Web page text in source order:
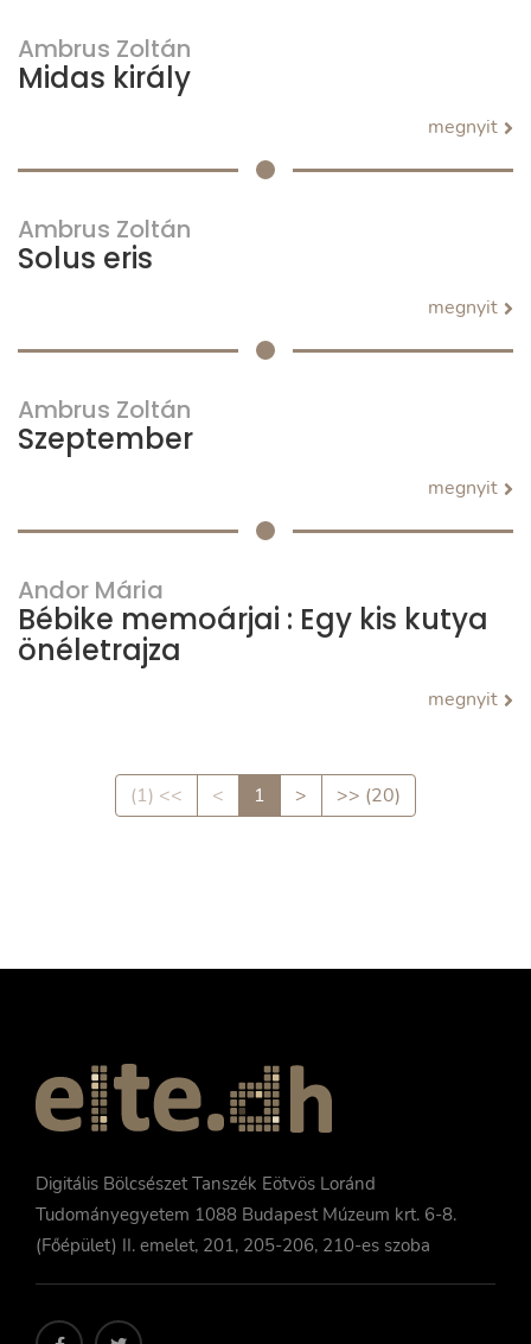
Ambrus Zoltán
Midas király
megnyit
Ambrus Zoltán
Solus eris
megnyit
Ambrus Zoltán
Szeptember
megnyit
Andor Mária
Bébike memoárjai : Egy kis kutya
önéletrajza
megnyit
(1) << < 1 > >> (20)
Digitális Bölcsészet Tanszék Eötvös Loránd
Tudományegyetem 1088 Budapest Múzeum krt. 6-8.
(Főépület) II. emelet, 201, 205-206, 210-es szoba